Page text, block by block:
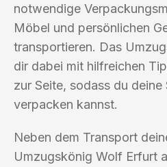
notwendige
Möbel und persönlichen
transportieren. Das
dir dabei mit hilfreichen
zur Seite, sodass du
verpacken kannst.
Neben dem Transport
Umzugskönig Wolf Erfurt